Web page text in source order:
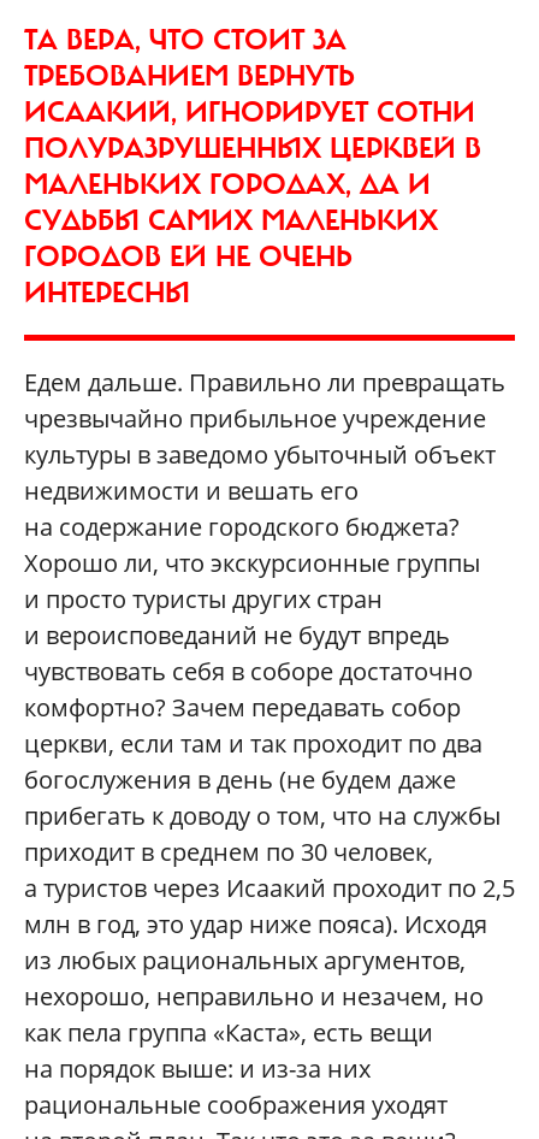
ТА ВЕРА, ЧТО СТОИТ ЗА
ТРЕБОВАНИЕМ ВЕРНУТЬ
ИСААКИЙ, ИГНОРИРУЕТ СОТНИ
ПОЛУРАЗРУШЕННЫХ ЦЕРКВЕЙ В
МАЛЕНЬКИХ ГОРОДАХ, ДА И
СУДЬБЫ САМИХ МАЛЕНЬКИХ
ГОРОДОВ ЕЙ НЕ ОЧЕНЬ
ИНТЕРЕСНЫ
Едем дальше. Правильно ли превращать
чрезвычайно прибыльное учреждение
культуры в заведомо убыточный объект
недвижимости и вешать его
на содержание городского бюджета?
Хорошо ли, что экскурсионные группы
и просто туристы других стран
и вероисповеданий не будут впредь
чувствовать себя в соборе достаточно
комфортно? Зачем передавать собор
церкви, если там и так проходит по два
богослужения в день (не будем даже
прибегать к доводу о том, что на службы
приходит в среднем по 30 человек,
а туристов через Исаакий проходит по 2,5
млн в год, это удар ниже пояса). Исходя
из любых рациональных аргументов,
нехорошо, неправильно и незачем, но
как пела группа «Каста», есть вещи
на порядок выше: и из-за них
рациональные соображения уходят